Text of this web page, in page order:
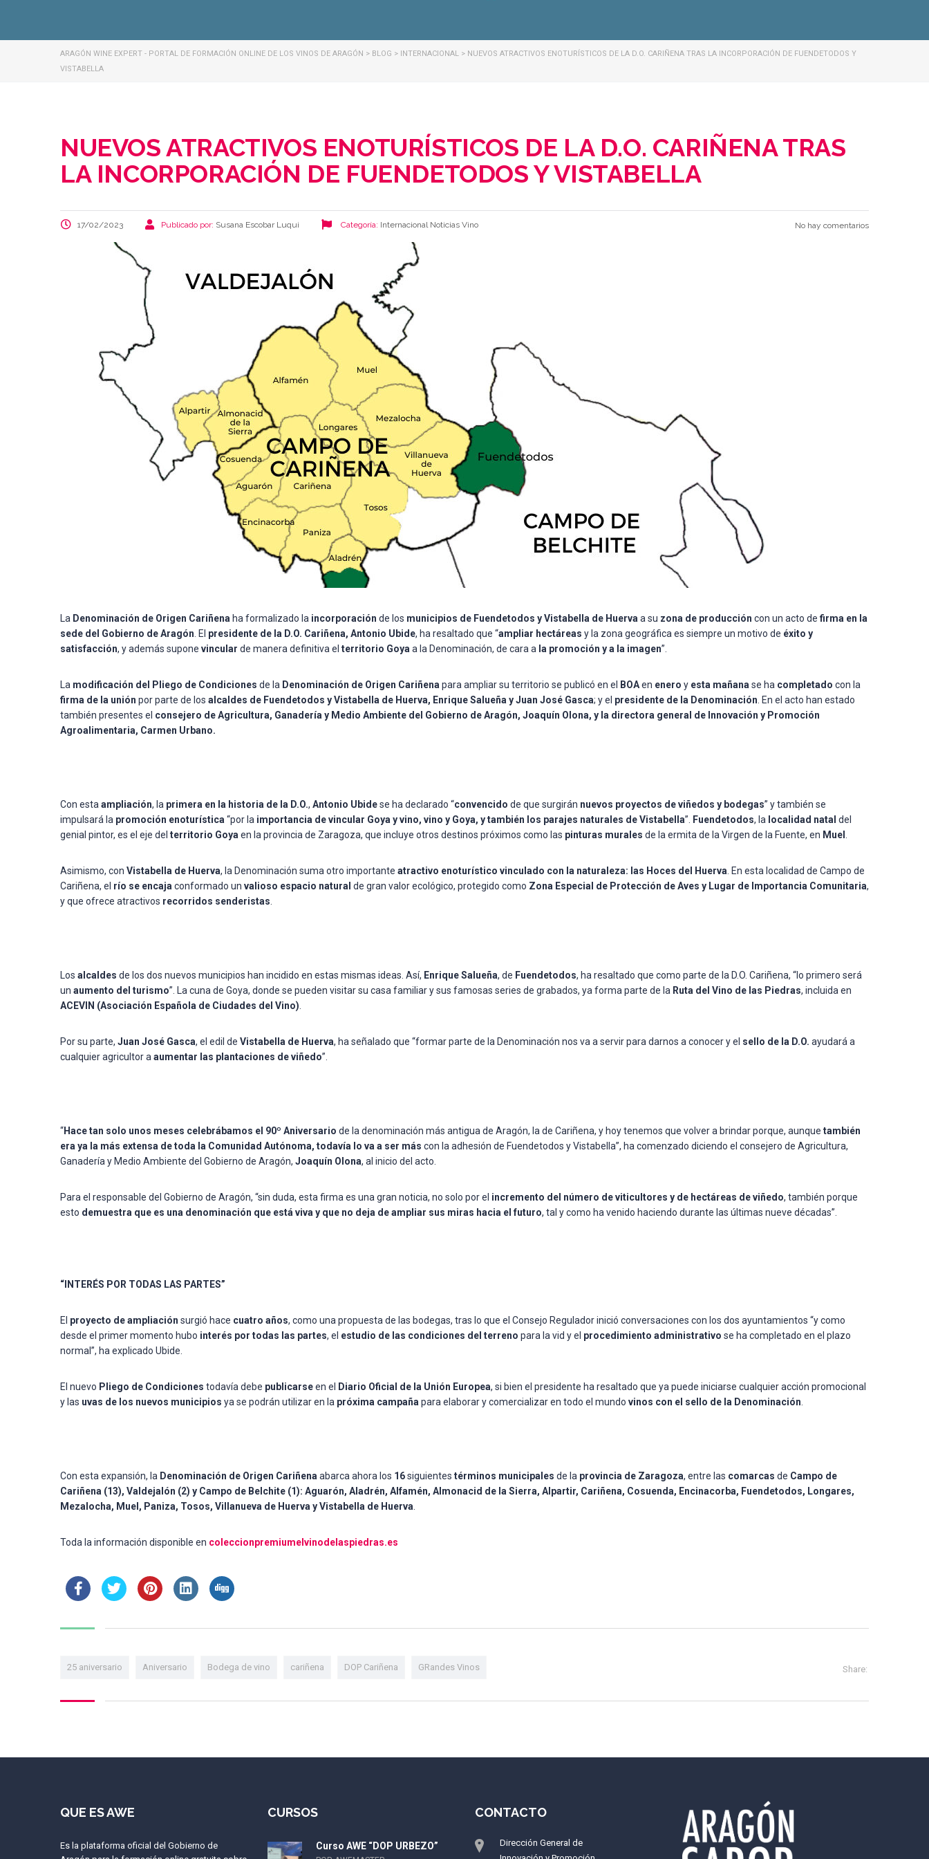
ARAGÓN WINE EXPERT - PORTAL DE FORMACIÓN ONLINE DE LOS VINOS DE ARAGÓN > BLOG > INTERNACIONAL > NUEVOS ATRACTIVOS ENOTURÍSTICOS DE LA D.O. CARIÑENA TRAS LA INCORPORACIÓN DE FUENDETODOS Y
VISTABELLA
NUEVOS ATRACTIVOS ENOTURÍSTICOS DE LA D.O. CARIÑENA TRAS
LA INCORPORACIÓN DE FUENDETODOS Y VISTABELLA
17/02/2023 Publicado por: Susana Escobar Luqui Categoría: Internacional Noticias Vino No hay comentarios
La Denominación de Origen Cariñena ha formalizado la incorporación de los municipios de Fuendetodos y Vistabella de Huerva a su zona de producción con un acto de firma en la
sede del Gobierno de Aragón . El presidente de la D.O. Cariñena, Antonio Ubide, ha resaltado que “ampliar hectáreas y la zona geográfica es siempre un motivo de éxito y
satisfacción, y además supone vincular de manera definitiva el territorio Goya a la Denominación, de cara a la promoción y a la imagen”.
La modificación del Pliego de Condiciones de la Denominación de Origen Cariñena para ampliar su territorio se publicó en el BOAen enero y esta mañana se ha completado con la
firma de la unión por parte de los alcaldes de Fuendetodos y Vistabella de Huerva, Enrique Salueña y Juan José Gasca; y el presidente de la Denominación . En el acto han estado
también presentes el consejero de Agricultura, Ganadería y Medio Ambiente del Gobierno de Aragón, Joaquín Olona, y la directora general de Innovación y Promoción
Agroalimentaria, Carmen Urbano.
Con esta ampliación, la primera en la historia de la D.O., Antonio Ubidese ha declarado “convencido de que surgirán nuevos proyectos de viñedos y bodegas” y también se
impulsará la promoción enoturística “por la importancia de vincular Goya y vino, vino y Goya, y también los parajes naturales de Vistabella”. Fuendetodos, la localidad natal del
genial pintor, es el eje del territorio Goya en la provincia de Zaragoza, que incluye otros destinos próximos como las pinturas murales de la ermita de la Virgen de la Fuente, en Muel
Asimismo, con Vistabella de Huerva, la Denominación suma otro importante atractivo enoturístico vinculado con la naturaleza: las Hoces del Huerva . En esta localidad de Campo de
Cariñena, el río se encaja conformado un valioso espacio natural de gran valor ecológico, protegido como Zona Especial de Protección de Aves y Lugar de Importancia Comunitaria,
y que ofrece atractivos recorridos senderistas
Los alcaldes de los dos nuevos municipios han incidido en estas mismas ideas. Así, Enrique Salueña, de Fuendetodos, ha resaltado que como parte de la D.O. Cariñena, “lo primero será
un aumento del turismo”. La cuna de Goya, donde se pueden visitar su casa familiar y sus famosas series de grabados, ya forma parte de la Ruta del Vino de las Piedras, incluida en
ACEVIN (Asociación Española de Ciudades del Vino)
Por su parte, Juan José Gasca, el edil de Vistabella de Huerva, ha señalado que “formar parte de la Denominación nos va a servir para darnos a conocer y el sello de la D.O. ayudará a
cualquier agricultor a aumentar las plantaciones de viñedo”.
“Hace tan solo unos meses celebrábamos el 90º Aniversario de la denominación más antigua de Aragón, la de Cariñena, y hoy tenemos que volver a brindar porque, aunque también
era ya la más extensa de toda la Comunidad Autónoma, todavía lo va a ser más con la adhesión de Fuendetodos y Vistabella”, ha comenzado diciendo el consejero de Agricultura,
Ganadería y Medio Ambiente del Gobierno de Aragón, Joaquín Olona, al inicio del acto.
Para el responsable del Gobierno de Aragón, “sin duda, esta firma es una gran noticia, no solo por el incremento del número de viticultores y de hectáreas de viñedo, también porque
esto demuestra que es una denominación que está viva y que no deja de ampliar sus miras hacia el futuro, tal y como ha venido haciendo durante las últimas nueve décadas”.
“INTERÉS POR TODAS LAS PARTES”
El proyecto de ampliación surgió hace cuatro años, como una propuesta de las bodegas, tras lo que el Consejo Regulador inició conversaciones con los dos ayuntamientos “y como
desde el primer momento hubo interés por todas las partes, el estudio de las condiciones del terreno para la vid y el procedimiento administrativo se ha completado en el plazo
normal”, ha explicado Ubide.
El nuevo Pliego de Condiciones todavía debe publicarseen el Diario Oficial de la Unión Europea, si bien el presidente ha resaltado que ya puede iniciarse cualquier acción promocional
y las uvas de los nuevos municipios ya se podrán utilizar en la próxima campaña para elaborar y comercializar en todo el mundo vinos con el sello de la Denominación
Con esta expansión, la Denominación de Origen Cariñena abarca ahora los 16siguientes términos municipales de la provincia de Zaragoza, entre las comarcas de Campo de
Cariñena (13), Valdejalón (2) y Campo de Belchite (1): Aguarón, Aladrén, Alfamén, Almonacid de la Sierra, Alpartir, Cariñena, Cosuenda, Encinacorba, Fuendetodos, Longares,
Mezalocha, Muel, Paniza, Tosos, Villanueva de Huerva y Vistabella de Huerva
Toda la información disponible en coleccionpremiumelvinodelaspiedras.es
25 aniversario Aniversario Bodega de vino cariñena DOP Cariñena GRandes Vinos Share:
QUE ES AWE
Es la plataforma oficial del Gobierno de
CURSOS
Curso AWE “DOP URBEZO”
CONTACTO
Dirección General de